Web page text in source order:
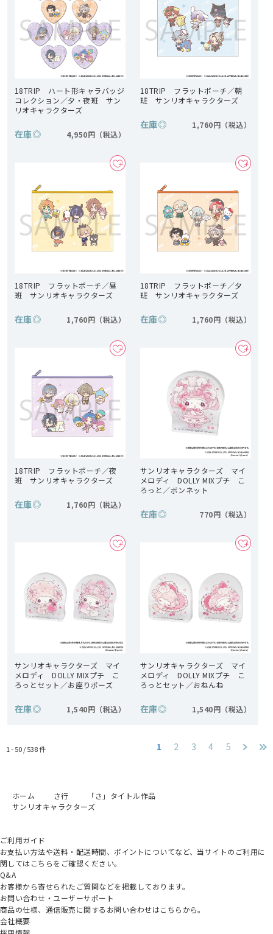
18TRIP ハート形キャラバッジ
コレクション／夕・夜班 サン
リオキャラクターズ
在庫◎ 4,950円
18TRIP フラットポーチ／朝
班 サンリオキャラクターズ
在庫◎ 1,760円
18TRIP フラットポーチ／昼
班 サンリオキャラクターズ
在庫◎ 1,760円
18TRIP フラットポーチ／夕
班 サンリオキャラクターズ
在庫◎ 1,760円
18TRIP フラットポーチ／夜
班 サンリオキャラクターズ
在庫◎ 1,760円
サンリオキャラクターズ マイ
メロディ DOLLY MIXプチ こ
ろっと／ボンネット
在庫◎ 770円
サンリオキャラクターズ マイ
メロディ DOLLY MIXプチ こ
ろっとセット／お座りポーズ
在庫◎ 1,540円
サンリオキャラクターズ マイ
メロディ DOLLY MIXプチ こ
ろっとセット／おねんね
在庫◎ 1,540円
1 - 50 /538件 1 2 3 4 5
ホーム さ行
「さ」タイトル作品
サンリオキャラクターズ
ご利用ガイド
お支払い方法や送料・配送時間、ポイントについてなど、当サイトのご利用に
関してはこちらをご確認ください。
Q&A
お客様から寄せられたご質問などを掲載しております。
お問い合わせ・ユーザーサポート
商品の仕様、通信販売に関するお問い合わせはこちらから。
会社概要